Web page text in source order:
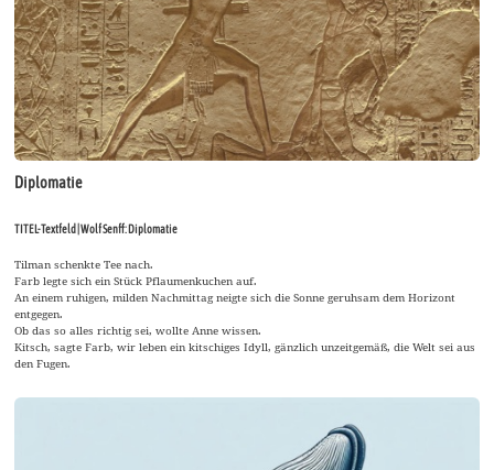
Diplomatie
TITEL-Textfeld | Wolf Senff: Diplomatie
Tilman schenkte Tee nach.
Farb legte sich ein Stück Pflaumenkuchen auf.
An einem ruhigen, milden Nachmittag neigte sich die Sonne geruhsam dem Horizont
entgegen.
Ob das so alles richtig sei, wollte Anne wissen.
Kitsch, sagte Farb, wir leben ein kitschiges Idyll, gänzlich unzeitgemäß, die Welt sei aus
den Fugen.